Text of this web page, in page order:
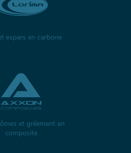
espars en carbone
et gréement en
composite